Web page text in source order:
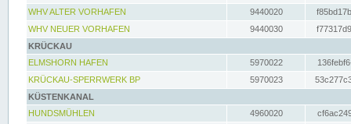
WHV ALTER VORHAFEN
9440020
WHV NEUER VORHAFEN
9440030
KRÜCKAU
ELMSHORN HAFEN
5970022
KRÜCKAU-SPERRWERK BP
5970023
KÜSTENKANAL
HUNDSMÜHLEN
4960020